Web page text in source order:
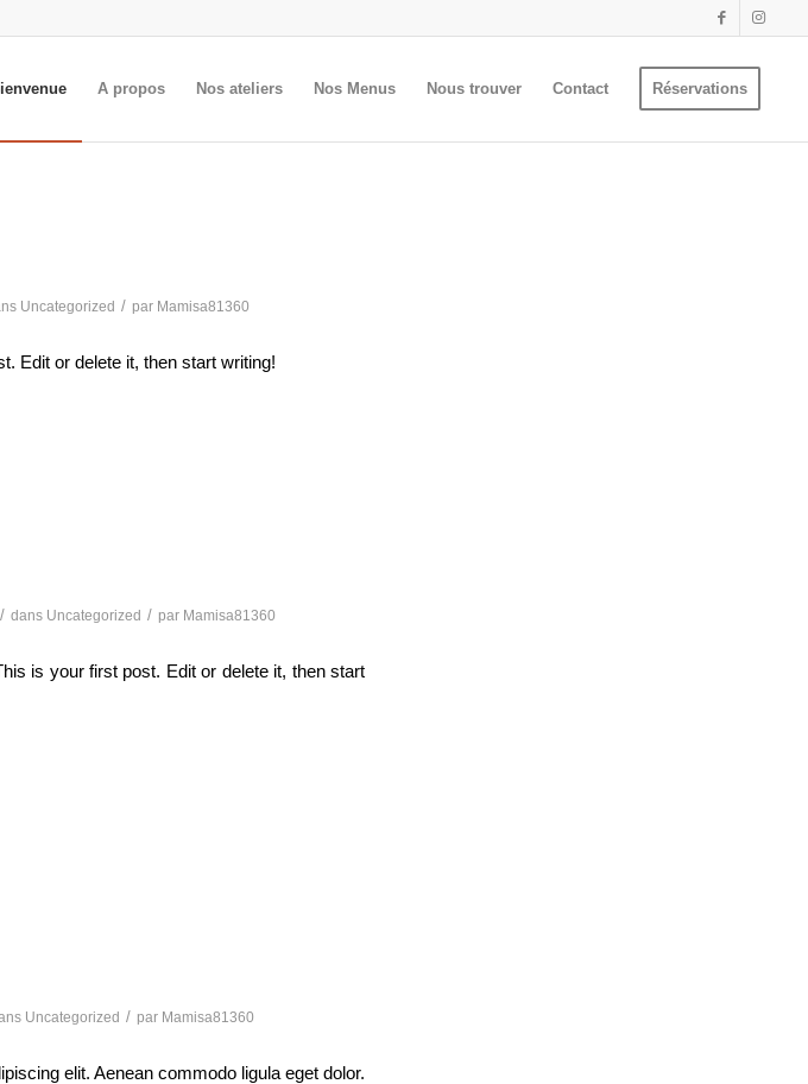
A propos Nos ateliers Nos Menus Nous trouver Contact Réservations
Uncategorized / par Mamisa81360
Edit or delete it, then start writing!
/ dans Uncategorized / par Mamisa81360
is your first post. Edit or delete it, then start
Uncategorized / par Mamisa81360
elit. Aenean commodo ligula eget dolor.